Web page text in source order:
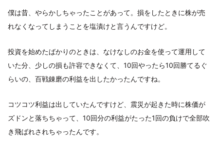
僕は昔、やらかしちゃったことがあって。損をしたときに株が売
れなくなってしまうことを塩漬けと言うんですけど。
投資を始めたばかりのときは、なけなしのお金を使って運用して
いた分、少しの損も許容できなくて、10回やったら10回勝てるぐ
らいの、百戦錬磨の利益を出したかったんですね。
コツコツ利益は出していたんですけど、震災が起きた時に株価が
ズドンと落ちちゃって、10回分の利益がたった1回の負けで全部吹
き飛ばれされちゃったんです。